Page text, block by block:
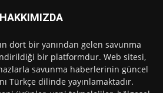
HAKKIMIZDA
dört bir yanından gelen savunma
bir platformdur. Web sitesi,
savunma haberlerinin güncel
Türkçe dilinde yayınlamaktadır.